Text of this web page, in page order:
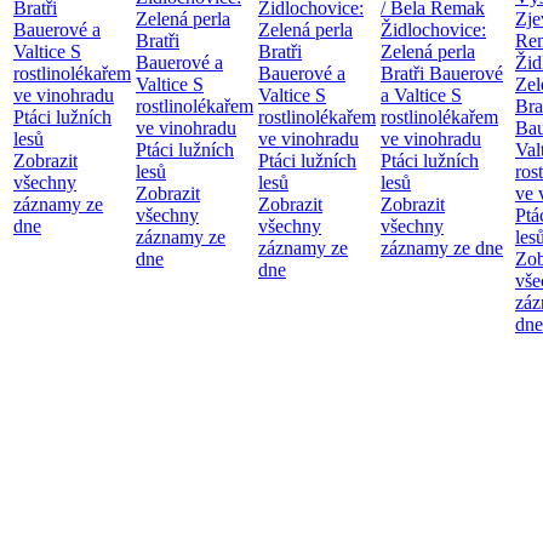
Bratři
Bauerové a
Valtice S
rostlinolékařem
ve vinohradu
Ptáci lužních
lesů
Zobrazit
všechny
záznamy ze
dne
Zelená perla
Bratři
Bauerové a
Valtice S
rostlinolékařem
ve vinohradu
Ptáci lužních
lesů
Zobrazit
všechny
záznamy ze
dne
Židlochovice:
Zelená perla
Bratři
Bauerové a
Valtice S
rostlinolékařem
ve vinohradu
Ptáci lužních
lesů
Zobrazit
všechny
záznamy ze
dne
/ Bela Remak
Židlochovice:
Zelená perla
Bratři Bauerové
a Valtice S
rostlinolékařem
ve vinohradu
Ptáci lužních
lesů
Zobrazit
všechny
záznamy ze dne
ve
dne